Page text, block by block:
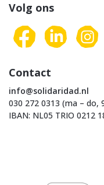
Volg ons
Contact
info@solidaridad.nl
030 272 0313 (ma – do,
IBAN: NL05 TRIO 0212